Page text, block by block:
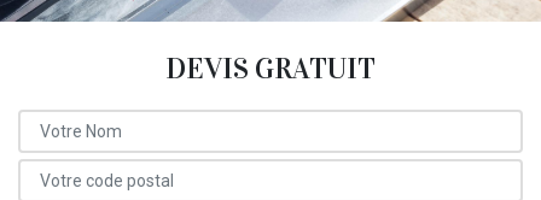
DEVIS GRATUIT